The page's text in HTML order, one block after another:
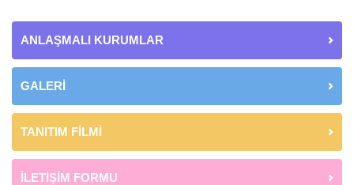
ANLAŞMALI KURUMLAR
GALERİ
TANITIM FİLMİ
İLETİŞİM FORMU